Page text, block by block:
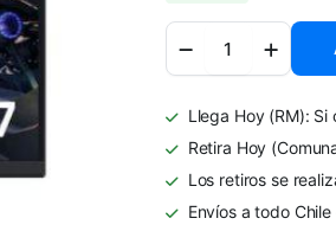
Gamer
Samsung
G7
27"
144Hz
quantity
Llega Hoy (RM):
Retira Hoy
Los retiros se
Envíos a todo